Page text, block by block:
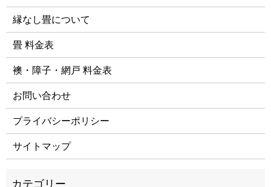
縁なし畳について
畳 料金表
襖・障子・網戸 料金表
お問い合わせ
プライバシーポリシー
サイトマップ